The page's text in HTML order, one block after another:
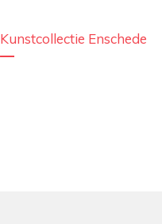
Kunstcollectie Enschede